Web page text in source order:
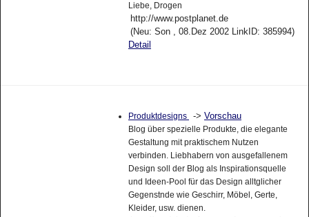
Liebe, Drogen
http://www.postplanet.de
(Neu: Son , 08.Dez 2002 LinkID: 385994)
Detail
Produktdesigns -> Vorschau
Blog über spezielle Produkte, die elegante
Gestaltung mit praktischem Nutzen
verbinden. Liebhabern von ausgefallenem
Design soll der Blog als Inspirationsquelle
und Ideen-Pool für das Design alltglicher
Gegenstnde wie Geschirr, Möbel, Gerte,
Kleider, usw. dienen.